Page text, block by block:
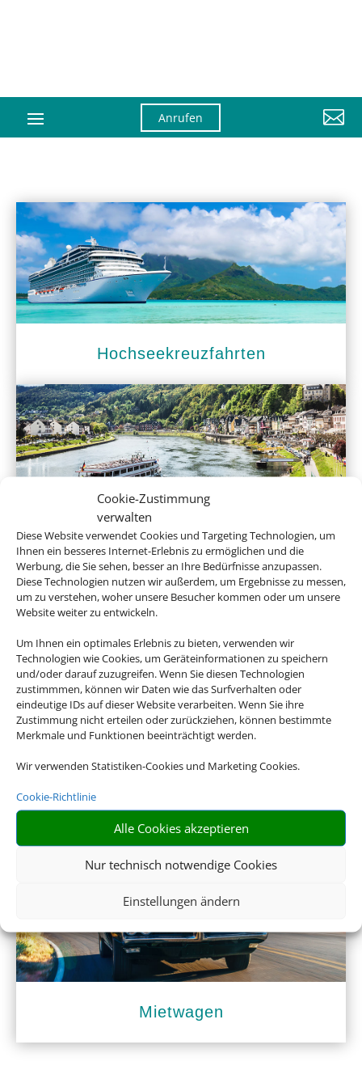
Cookie-Zustimmung
verwalten
Diese Website verwendet Cookies und Targeting Technologien, um
Ihnen ein besseres Internet-Erlebnis zu ermöglichen und die
Werbung, die Sie sehen, besser an Ihre Bedürfnisse anzupassen.
Diese Technologien nutzen wir außerdem, um Ergebnisse zu messen,
um zu verstehen, woher unsere Besucher kommen oder um unsere
Website weiter zu entwickeln.
Um Ihnen ein optimales Erlebnis zu bieten, verwenden wir
Technologien wie Cookies, um Geräteinformationen zu speichern
und/oder darauf zuzugreifen. Wenn Sie diesen Technologien
zustimmmen, können wir Daten wie das Surfverhalten oder
eindeutige IDs auf dieser Website verarbeiten. Wenn Sie ihre
Zustimmung nicht erteilen oder zurückziehen, können bestimmte
Merkmale und Funktionen beeinträchtigt werden.
Wir verwenden Statistiken-Cookies und Marketing Cookies.
Cookie-Richtlinie
Alle Cookies akzeptieren
Nur technisch notwendige Cookies
Einstellungen ändern
Anrufen 
Hochseekreuzfahrten
Flusskreuzfahrten
Expeditionskreuzfahrten
Empfehlungen für Ihre Reise
Sinnvolle Extras, die oft dazu gebucht werden.
Mietwagen